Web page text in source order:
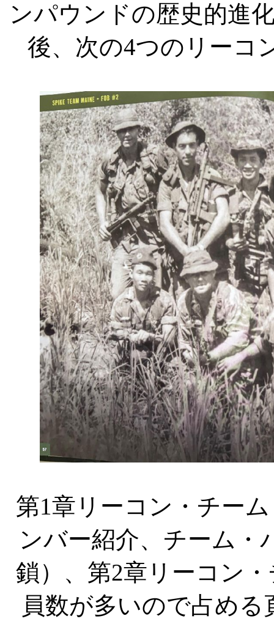
ンパウンドの歴史的進
後、次の4つのリーコ
第1章リーコン・チー
ンバー紹介、チーム・
鎖）、第2章リーコン
員数が多いので占め